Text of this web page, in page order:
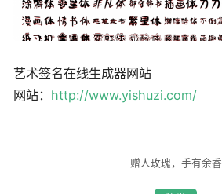
艺术签名在线生成器网站
网站： http://www.yishuzi.com/
赠人玫瑰，手有余香